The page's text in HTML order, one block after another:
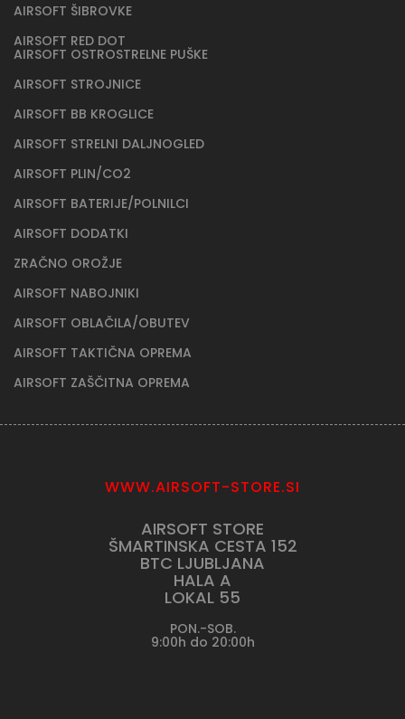
AIRSOFT ŠIBROVKE
AIRSOFT RED DOT
AIRSOFT OSTROSTRELNE PUŠKE
AIRSOFT STROJNICE
AIRSOFT BB KROGLICE
AIRSOFT STRELNI DALJNOGLED
AIRSOFT PLIN/CO2
AIRSOFT BATERIJE/POLNILCI
AIRSOFT DODATKI
ZRAČNO OROŽJE
AIRSOFT NABOJNIKI
AIRSOFT OBLAČILA/OBUTEV
AIRSOFT TAKTIČNA OPREMA
AIRSOFT ZAŠČITNA OPREMA
WWW.AIRSOFT-STORE.SI
AIRSOFT STORE
ŠMARTINSKA CESTA 152
BTC LJUBLJANA
HALA A
LOKAL 55
PON.-SOB.
9:00h do 20:00h